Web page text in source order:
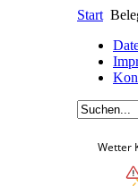
Start
Wetter